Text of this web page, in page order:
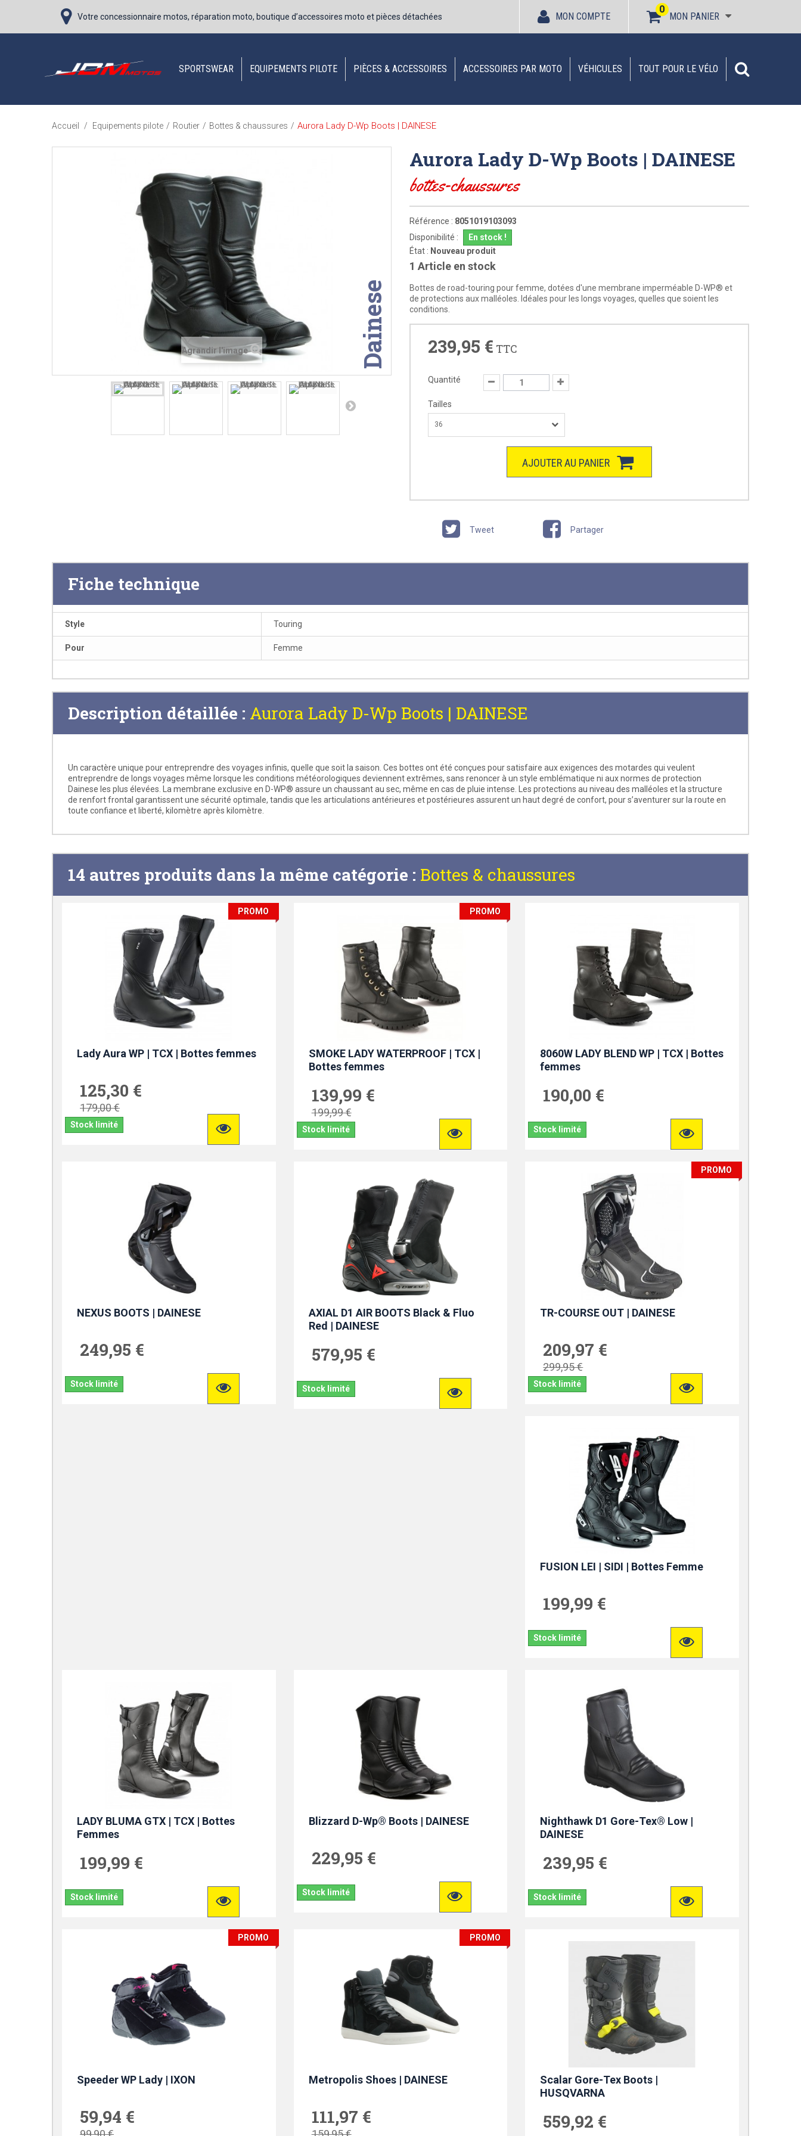
Votre concessionnaire motos, réparation moto, boutique d’accessoires moto et pièces détachées MON PANIER
0
MON COMPTE
SPORTSWEAR EQUIPEMENTS PILOTE PIÈCES & ACCESSOIRES ACCESSOIRES PAR MOTO VÉHICULES TOUT POUR LE VÉLO
Accueil / Equipements pilote / Routier / Bottes & chaussures / Aurora Lady D-Wp Boots | DAINESE
Agrandir l'image Dainese
Aurora Lady D-Wp Boots | DAINESE
bottes-chaussures
Référence : 8051019103093
Disponibilité :
En stock !
État : Nouveau produit
1 Article en stock
Bottes de road-touring pour femme, dotées d'une membrane imperméable D-WP® et
de protections aux malléoles. Idéales pour les longs voyages, quelles que soient les
conditions.
239,95 € TTC
Quantité
Tailles
36
AJOUTER AU PANIER
Tweet Partager
Fiche technique
Style Touring
Pour Femme
Description détaillée : Aurora Lady D-Wp Boots | DAINESE
Un caractère unique pour entreprendre des voyages infinis, quelle que soit la saison. Ces bottes ont été conçues pour satisfaire aux exigences des motardes qui veulent
entreprendre de longs voyages même lorsque les conditions météorologiques deviennent extrêmes, sans renoncer à un style emblématique ni aux normes de protection
Dainese les plus élevées. La membrane exclusive en D-WP® assure un chaussant au sec, même en cas de pluie intense. Les protections au niveau des malléoles et la structure
de renfort frontal garantissent une sécurité optimale, tandis que les articulations antérieures et postérieures assurent un haut degré de confort, pour s’aventurer sur la route en
toute confiance et liberté, kilomètre après kilomètre.
14 autres produits dans la même catégorie : Bottes & chaussures
PROMO
Lady Aura WP | TCX | Bottes femmes
125,30 €
179,00 €
Stock limité
PROMO
SMOKE LADY WATERPROOF | TCX |
Bottes femmes
139,99 €
199,99 €
Stock limité
8060W LADY BLEND WP | TCX | Bottes
femmes
190,00 €
Stock limité
NEXUS BOOTS | DAINESE
249,95 €
Stock limité
AXIAL D1 AIR BOOTS Black & Fluo
Red | DAINESE
579,95 €
Stock limité
PROMO
TR-COURSE OUT | DAINESE
209,97 €
299,95 €
Stock limité
FUSION LEI | SIDI | Bottes Femme
199,99 €
Stock limité
LADY BLUMA GTX | TCX | Bottes
Femmes
199,99 €
Stock limité
Blizzard D-Wp® Boots | DAINESE
229,95 €
Stock limité
Nighthawk D1 Gore-Tex® Low |
DAINESE
239,95 €
Stock limité
PROMO
Speeder WP Lady | IXON
59,94 €
PROMO
Metropolis Shoes | DAINESE
111,97 €
Scalar Gore-Tex Boots |
HUSQVARNA
559,92 €